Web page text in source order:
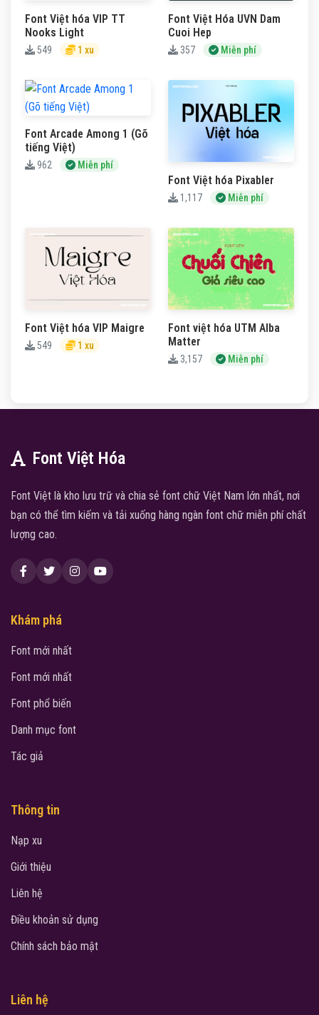
Font Việt hóa VIP TT
Nooks Light
549 1 xu
Font Việt Hóa UVN Dam
Cuoi Hep
357 Miễn phí
Font Arcade Among 1 (Gõ
tiếng Việt)
962 Miễn phí
Font Việt hóa Pixabler
1,117 Miễn phí
Font Việt hóa VIP Maigre
549 1 xu
Font việt hóa UTM Alba
Matter
3,157 Miễn phí
Font Việt Hóa
Font Việt là kho lưu trữ và chia sẻ font chữ Việt Nam lớn nhất, nơi
bạn có thể tìm kiếm và tải xuống hàng ngàn font chữ miễn phí chất
lượng cao.
Khám phá
Font mới nhất
Font mới nhất
Font phổ biến
Danh mục font
Tác giả
Thông tin
Nạp xu
Giới thiệu
Liên hệ
Điều khoản sử dụng
Chính sách bảo mật
Liên hệ